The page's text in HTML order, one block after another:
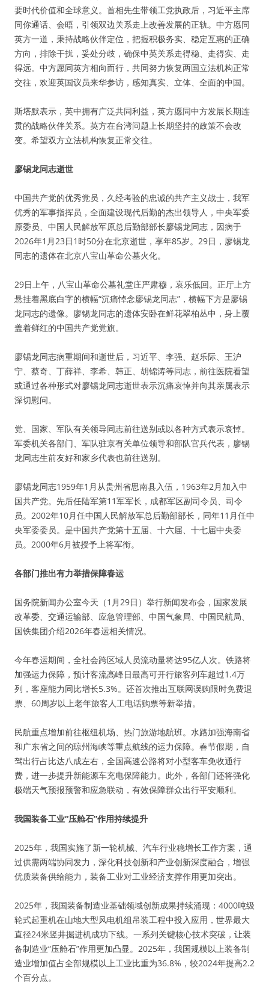
要时代价值和全球意义。首相先生带领工党执政后，习近平主席
同你通话、会晤，引领双边关系走上改善发展的正轨。中方愿同
英方一道，秉持战略伙伴定位，把握积极务实、稳定互惠的正确
方向，排除干扰，妥处分歧，确保中英关系走得稳、走得实、走
得远。中方愿同英方相向而行，共同努力恢复两国立法机构正常
交往，欢迎英国议员来华参访，感知真实、立体、全面的中国。
斯塔默表示，英中拥有广泛共同利益，英方愿同中方发展长期连
贯的战略伙伴关系。英方在台湾问题上长期坚持的政策不会改
变。希望双方立法机构恢复正常交往。
廖锡龙同志逝世
中国共产党的优秀党员，久经考验的忠诚的共产主义战士，我军
优秀的军事指挥员，全面建设现代后勤的杰出领导人，中央军委
原委员、中国人民解放军原总后勤部部长廖锡龙同志，因病于
2026年1月23日1时50分在北京逝世，享年85岁。29日，廖锡龙
同志的遗体在北京八宝山革命公墓火化。
29日上午，八宝山革命公墓礼堂庄严肃穆，哀乐低回。正厅上方
悬挂着黑底白字的横幅“沉痛悼念廖锡龙同志”，横幅下方是廖锡
龙同志的遗像。廖锡龙同志的遗体安卧在鲜花翠柏丛中，身上覆
盖着鲜红的中国共产党党旗。
廖锡龙同志病重期间和逝世后，习近平、李强、赵乐际、王沪
宁、蔡奇、丁薛祥、李希、韩正、胡锦涛等同志，前往医院看望
或通过各种形式对廖锡龙同志逝世表示沉痛哀悼并向其亲属表示
深切慰问。
党、国家、军队有关领导同志前往送别或以各种方式表示哀悼。
军委机关各部门、军队驻京有关单位领导和部队官兵代表，廖锡
龙同志生前友好和家乡代表也前往送别。
廖锡龙同志1959年1月从贵州省思南县入伍，1963年2月加入中
国共产党。先后任陆军第11军军长，成都军区副司令员、司令
员。2002年10月任中国人民解放军总后勤部部长，同年11月任中
央军委委员。是中国共产党第十五届、十六届、十七届中央委
员。2000年6月被授予上将军衔。
各部门推出有力举措保障春运
国务院新闻办公室今天（1月29日）举行新闻发布会，国家发展
改革委、交通运输部、应急管理部、中国气象局、中国民航局、
国铁集团介绍2026年春运相关情况。
今年春运期间，全社会跨区域人员流动量将达95亿人次。铁路将
加强运力保障，预计客流高峰日最高可开行旅客列车超过1.4万
列，客座能力同比增长5.3%。还首次推出互联网误购限时免费退
票、60周岁以上老年旅客人工电话购票等新举措。
民航重点增加前往枢纽机场、热门旅游地航班。水路加强海南省
和广东省之间的琼州海峡等重点航线的运力保障。春节假期，自
驾出行占比达八成左右，全国高速公路将对小型客车免收通行
费，进一步提升新能源车充电保障能力。此外，各部门还将强化
极端天气预报预警和应急联动，有效保障群众出行平安顺利。
我国装备工业“压舱石”作用持续提升
2025年，我国实施了新一轮机械、汽车行业稳增长工作方案，通
过供需两端协同发力，深化科技创新和产业创新深度融合，增强
优质装备供给能力，装备工业对工业经济支撑作用更加突出。
2025年，我国装备制造业基础领域创新成果持续涌现：4000吨级
轮式起重机在山地大型风电机组吊装工程中投入应用，世界最大
直径24米竖井掘进机成功下线。一系列关键核心技术突破，让装
备制造业“压舱石”作用更加凸显。2025年，我国规模以上装备制
造业增加值占全部规模以上工业比重为36.8%，较2024年提高2.2
个百分点。